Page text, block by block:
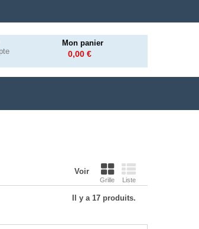
Mon panier
0,00 €
Voir
Grille Liste
Il y a 17 produits.